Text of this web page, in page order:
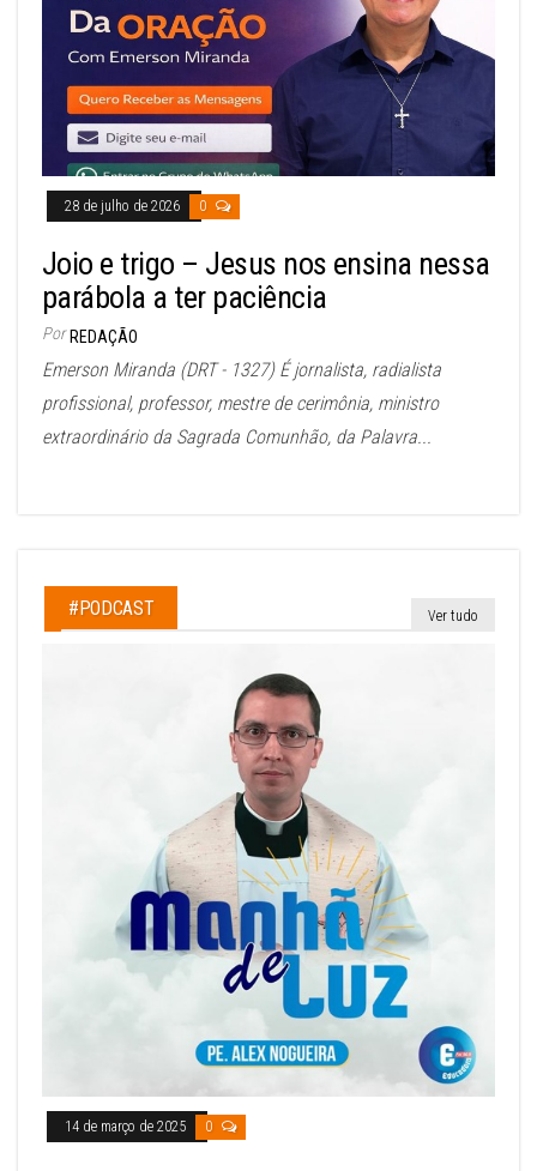
28 de julho de 2026 0
Joio e trigo – Jesus nos ensina nessa
parábola a ter paciência
Por REDAÇÃO
Emerson Miranda (DRT - 1327) É jornalista, radialista
profissional, professor, mestre de cerimônia, ministro
extraordinário da Sagrada Comunhão, da Palavra...
#PODCAST Ver tudo
14 de março de 2025 0